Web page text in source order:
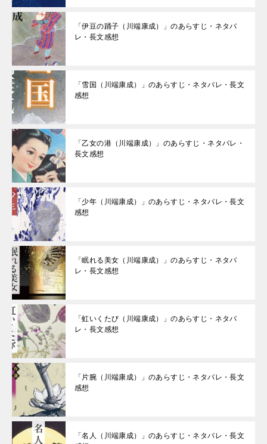
「伊豆の踊子（川端康成）」のあらすじ・ネタバ
レ・長文感想
「雪国（川端康成）」のあらすじ・ネタバレ・長文
感想
「乙女の港（川端康成）」のあらすじ・ネタバレ・
長文感想
「少年（川端康成）」のあらすじ・ネタバレ・長文
感想
「眠れる美女（川端康成）」のあらすじ・ネタバ
レ・長文感想
「虹いくたび（川端康成）」のあらすじ・ネタバ
レ・長文感想
「片腕（川端康成）」のあらすじ・ネタバレ・長文
感想
「名人（川端康成）」のあらすじ・ネタバレ・長文